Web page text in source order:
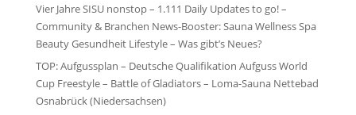
Vier Jahre SISU nonstop – 1.111 Daily Updates to go! –
Community & Branchen News-Booster: Sauna Wellness Spa
Beauty Gesundheit Lifestyle – Was gibt’s Neues?
TOP: Aufgussplan – Deutsche Qualifikation Aufguss World
Cup Freestyle – Battle of Gladiators – Loma-Sauna Nettebad
Osnabrück (Niedersachsen)